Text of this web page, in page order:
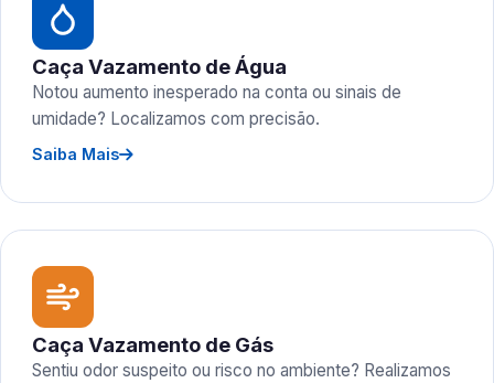
Caça Vazamento de Água
Notou aumento inesperado na conta ou sinais de
umidade? Localizamos com precisão.
Saiba Mais
Caça Vazamento de Gás
Sentiu odor suspeito ou risco no ambiente? Realizamos